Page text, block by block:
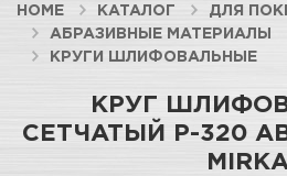
HOME КАТАЛОГ
ДЛЯ
АБРАЗИВНЫЕ МАТЕРИАЛЫ
КРУГИ ШЛИФОВАЛЬНЫЕ
КРУГ
СЕТЧАТЫЙ P-320